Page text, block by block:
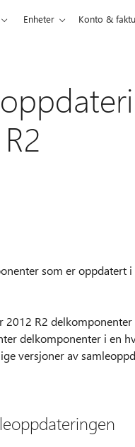
Enheter Konto &
som er oppdatert
R2
delkomponenter i en
versjoner av